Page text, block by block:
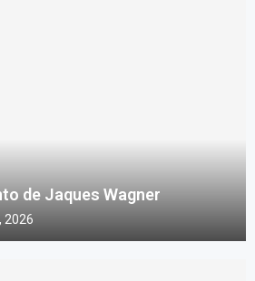
de Jaques Wagner
2026